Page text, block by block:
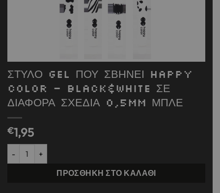
ΣΤΥΛΟ GEL ΠΟΥ ΣΒΗΝΕΙ HAPPY
COLOR – BLACK&WHITE ΣΕ
ΔΙΑΦΟΡΑ ΣΧΕΔΙΑ 0,5mm ΜΠΛΕ
€1,95
ΣΤΥΛΟ GEL ΠΟΥ ΣΒΗΝΕΙ HAPPY COLOR - BLACK&WHITE ΣΕ
ΠΡΟΣΘΉΚΗ ΣΤΟ ΚΑΛΆΘΙ